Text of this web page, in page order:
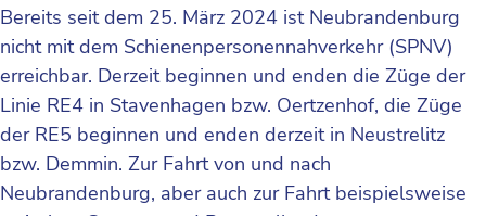
Bereits seit dem 25. März 2024 ist Neubrandenburg
nicht mit dem Schienenpersonennahverkehr (SPNV)
erreichbar. Derzeit beginnen und enden die Züge der
Linie RE4 in Stavenhagen bzw. Oertzenhof, die Züge
der RE5 beginnen und enden derzeit in Neustrelitz
bzw. Demmin. Zur Fahrt von und nach
Neubrandenburg, aber auch zur Fahrt beispielsweise